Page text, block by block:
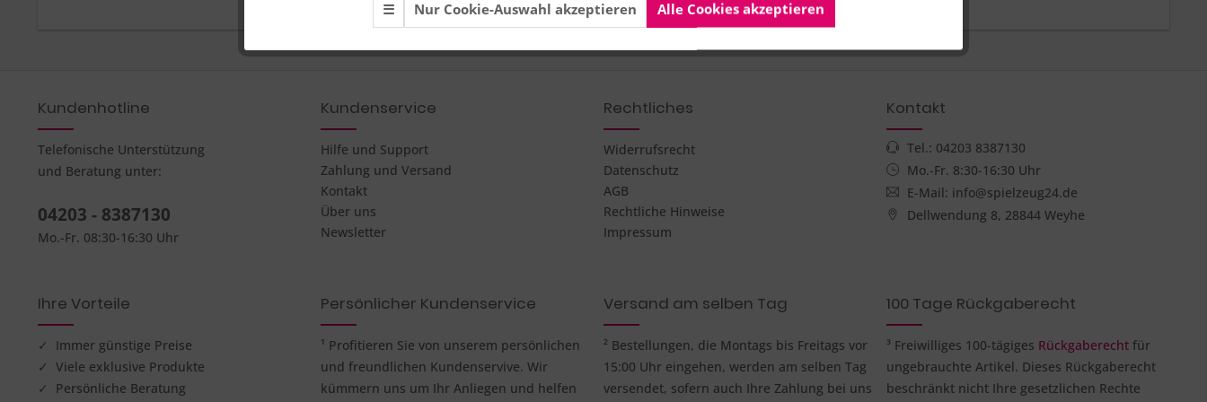
Kundenhotline
Telefonische Unterstützung
und Beratung unter:
04203 - 8387130
Mo.-Fr. 08:30-16:30 Uhr
Kundenservice
Hilfe und Support
Zahlung und Versand
Kontakt
Über uns
Newsletter
Rechtliches
Widerrufsrecht
Datenschutz
AGB
Rechtliche Hinweise
Impressum
Kontakt
Tel.: 04203 8387130
Mo.-Fr. 8:30-16:30 Uhr
E-Mail: info@spielzeug24.de
Dellwendung 8, 28844 Weyhe
Ihre Vorteile
✓ Immer günstige Preise
✓ Viele exklusive Produkte
✓ Persönliche Beratung
Persönlicher Kundenservice
¹ Profitieren Sie von unserem persönlichen
und freundlichen Kundenservive. Wir
kümmern uns um Ihr Anliegen und helfen
Versand am selben Tag
² Bestellungen, die Montags bis Freitags vor
15:00 Uhr eingehen, werden am selben Tag
versendet, sofern auch Ihre Zahlung bei uns
100 Tage Rückgaberecht
³ Freiwilliges 100-tägiges Rückgaberecht für
ungebrauchte Artikel. Dieses Rückgaberecht
beschränkt nicht Ihre gesetzlichen Rechte
☰ Nur Cookie-Auswahl akzeptieren Alle Cookies akzeptieren